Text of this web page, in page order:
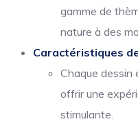
gamme de
nature à des
Caractéristiques
Chaque dessin
offrir une
stimulante.